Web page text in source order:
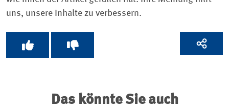
uns, unsere Inhalte zu verbessern.
Das könnte Sie auch